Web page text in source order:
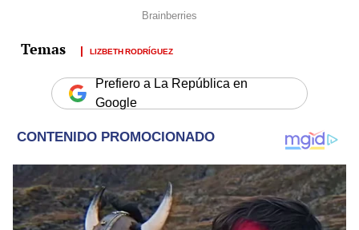
LIZBETH RODRÍGUEZ
Prefiero a La República en
Google